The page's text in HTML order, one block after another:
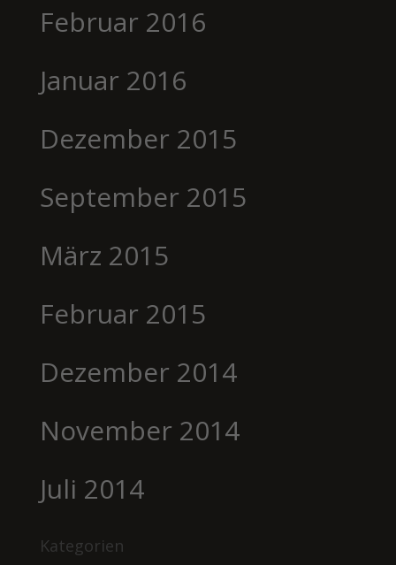
Februar 2016
Januar 2016
Dezember 2015
September 2015
März 2015
Februar 2015
Dezember 2014
November 2014
Juli 2014
Kategorien